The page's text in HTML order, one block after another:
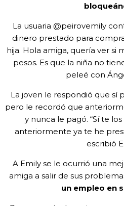
La usuaria @peirovemily
dinero prestado para
hija. Hola amiga, quería ver si
pesos. Es que la niña no
peleé con
La joven le respondió que sí
pero le recordó que
y nunca le pagó. “Sí te
anteriormente ya te he
escribió
A Emily se le ocurrió una
amiga a salir de sus
un empleo en